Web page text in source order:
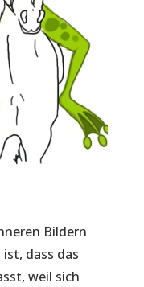
Bildern
dass das
weil sich